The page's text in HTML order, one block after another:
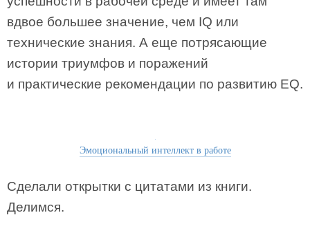
вдвое большее значение, чем IQ или
технические знания. А еще потрясающие
истории триумфов и поражений
и практические рекомендации по развитию EQ.
Эмоциональный интеллект в работе
Сделали открытки с цитатами из книги.
Делимся.